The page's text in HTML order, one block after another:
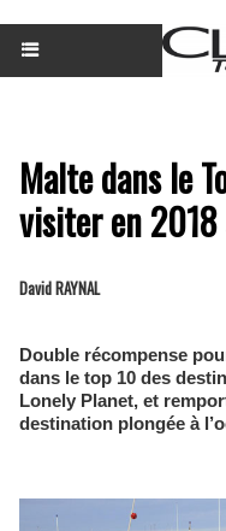
Malte dans le
visiter en
David RAYNAL
Double récompense
dans le top 10 des
Lonely Planet, et
destination plongée à